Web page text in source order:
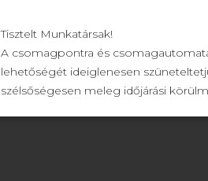
Tisztelt Munkatársak!
A csomagpontra és
lehetőségét ideiglenesen
szélsőségesen meleg időjárási